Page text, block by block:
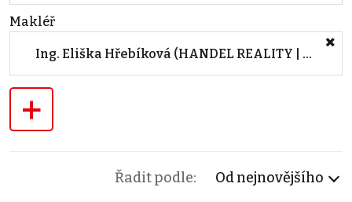
Makléř
Ing. Eliška Hřebíková (HANDEL REALITY | Real Estate Agency & Production)
+
Řadit podle: Od nejnovějšího